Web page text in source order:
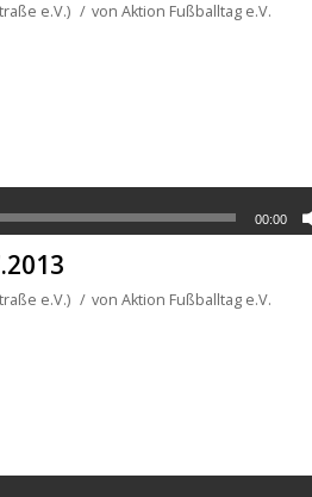
e.V.) / von Aktion Fußballtag e.V.
00:00
e.V.) / von Aktion Fußballtag e.V.